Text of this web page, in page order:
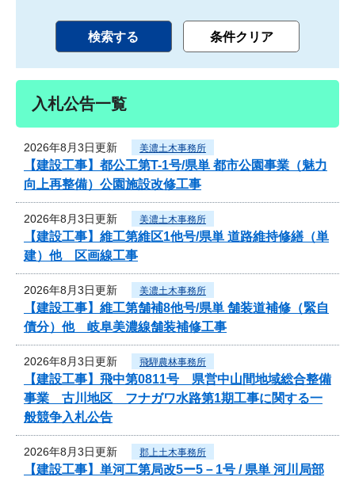
入札公告一覧
2026年8月3日更新 美濃土木事務所
【建設工事】都公工第T-1号/県単 都市公園事業（魅力
向上再整備）公園施設改修工事
2026年8月3日更新 美濃土木事務所
【建設工事】維工第維区1他号/県単 道路維持修繕（単
建）他 区画線工事
2026年8月3日更新 美濃土木事務所
【建設工事】維工第舗補8他号/県単 舗装道補修（緊自
債分）他 岐阜美濃線舗装補修工事
2026年8月3日更新 飛騨農林事務所
【建設工事】飛中第0811号 県営中山間地域総合整備
事業 古川地区 フナガワ水路第1期工事に関する一
般競争入札公告
2026年8月3日更新 郡上土木事務所
【建設工事】単河工第局改5ー5－1号 / 県単 河川局部